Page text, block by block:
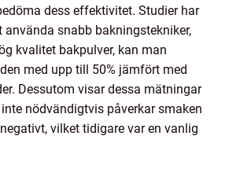
dess effektivitet. Studier har
snabb bakningstekniker,
kvalitet bakpulver, kan man
med upp till 50% jämfört med
Dessutom visar dessa mätningar
nödvändigtvis påverkar smaken
vilket tidigare var en vanlig